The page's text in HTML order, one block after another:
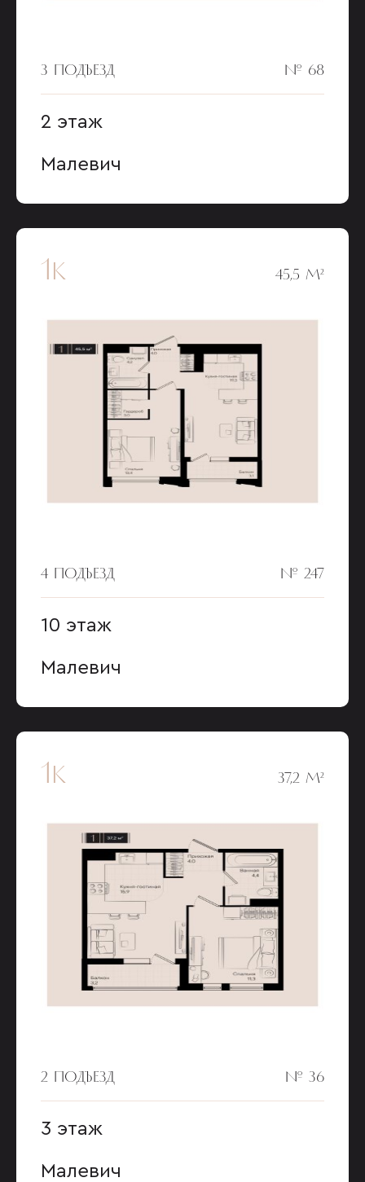
3 ПОДЪЕЗД № 68
2 этаж
Малевич
1к 45,5 М²
4 ПОДЪЕЗД № 247
10 этаж
Малевич
1к 37,2 М²
2 ПОДЪЕЗД № 36
3 этаж
Малевич